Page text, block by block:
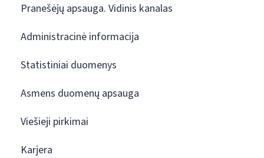
Pranešėjų apsauga. Vidinis kanalas
Administracinė informacija
Statistiniai duomenys
Asmens duomenų apsauga
Viešieji pirkimai
Karjera